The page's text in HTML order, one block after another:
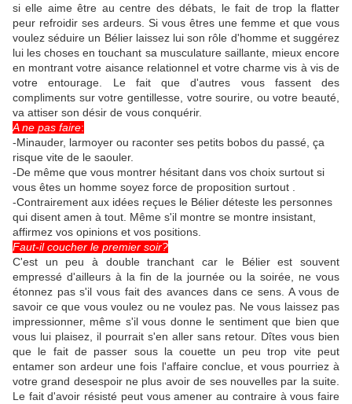
si elle aime être au centre des débats, le fait de trop la flatter
peur refroidir ses ardeurs. Si vous êtres une femme et que vous
voulez séduire un Bélier laissez lui son rôle d'homme et suggérez
lui les choses en touchant sa musculature saillante, mieux encore
en montrant votre aisance relationnel et votre charme vis à vis de
votre entourage. Le fait que d'autres vous fassent des
compliments sur votre gentillesse, votre sourire, ou votre beauté,
va attiser son désir de vous conquérir.
A ne pas faire:
-Minauder, larmoyer ou raconter ses petits bobos du passé, ça
risque vite de le saouler.
-De même que vous montrer hésitant dans vos choix surtout si
vous êtes un homme soyez force de proposition surtout .
-Contrairement aux idées reçues le Bélier déteste les personnes
qui disent amen à tout. Même s'il montre se montre insistant,
affirmez vos opinions et vos positions.
Faut-il coucher le premier soir?
C'est un peu à double tranchant car le Bélier est souvent
empressé d'ailleurs à la fin de la journée ou la soirée, ne vous
étonnez pas s'il vous fait des avances dans ce sens. A vous de
savoir ce que vous voulez ou ne voulez pas. Ne vous laissez pas
impressionner, même s'il vous donne le sentiment que bien que
vous lui plaisez, il pourrait s'en aller sans retour. Dîtes vous bien
que le fait de passer sous la couette un peu trop vite peut
entamer son ardeur une fois l'affaire conclue, et vous pourriez à
votre grand desespoir ne plus avoir de ses nouvelles par la suite.
Le fait d'avoir résisté peut vous amener au contraire à vous faire